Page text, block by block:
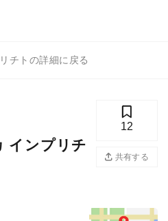
チトの詳細に戻る
インプリチ
12
共有する